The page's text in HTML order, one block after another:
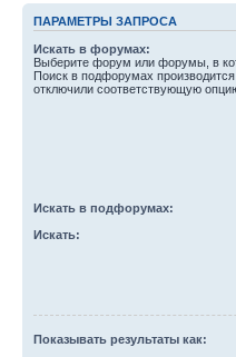
ПАРАМЕТРЫ ЗАПРОСА
Искать в форумах:
Выберите форум или форумы, в
Поиск в подфорумах
отключили соответствующую
Искать в подфорумах:
Искать:
Показывать результаты как: